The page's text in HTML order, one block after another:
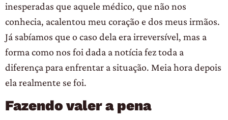
inesperadas que aquele médico, que não nos
conhecia, acalentou meu coração e dos meus irmãos.
Já sabíamos que o caso dela era irreversível, mas a
forma como nos foi dada a notícia fez toda a
diferença para enfrentar a situação. Meia hora depois
ela realmente se foi.
Fazendo valer a pena